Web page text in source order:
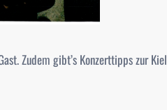
Zudem gibt’s Konzerttipps zur